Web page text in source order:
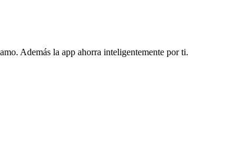
Además la app ahorra inteligentemente por ti.